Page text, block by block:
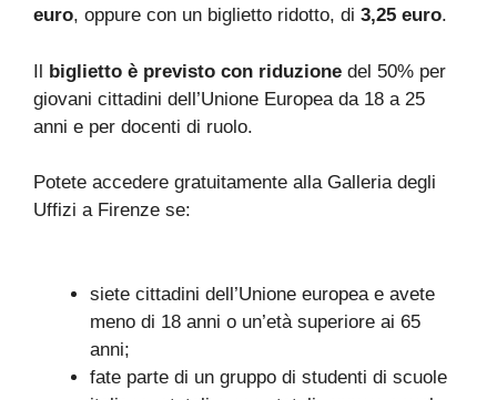
euro, oppure con un biglietto ridotto, di 3,25 euro.
Il biglietto è previsto con riduzione del 50% per
giovani cittadini dell’Unione Europea da 18 a 25
anni e per docenti di ruolo.
Potete accedere gratuitamente alla Galleria degli
Uffizi a Firenze se:
siete cittadini dell’Unione europea e avete
meno di 18 anni o un’età superiore ai 65
anni;
fate parte di un gruppo di studenti di scuole